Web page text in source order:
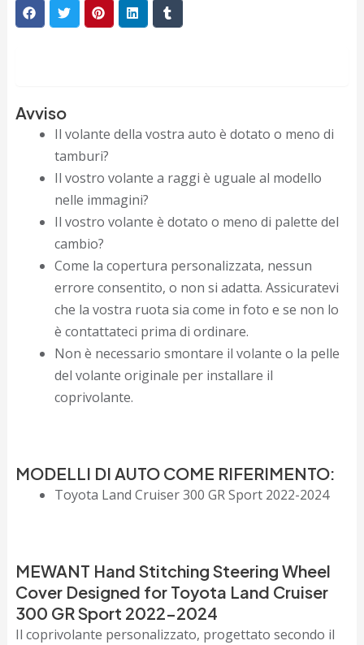
Avviso
Il volante della vostra auto è dotato o meno di
tamburi?
Il vostro volante a raggi è uguale al modello
nelle immagini?
Il vostro volante è dotato o meno di palette del
cambio?
Come la copertura personalizzata, nessun
errore consentito, o non si adatta. Assicuratevi
che la vostra ruota sia come in foto e se non lo
è contattateci prima di ordinare.
Non è necessario smontare il volante o la pelle
del volante originale per installare il
coprivolante.
MODELLI DI AUTO COME RIFERIMENTO:
Toyota Land Cruiser 300 GR Sport 2022-2024
MEWANT Hand Stitching Steering Wheel
Cover Designed for Toyota Land Cruiser
300 GR Sport 2022-2024
Il coprivolante personalizzato, progettato secondo il